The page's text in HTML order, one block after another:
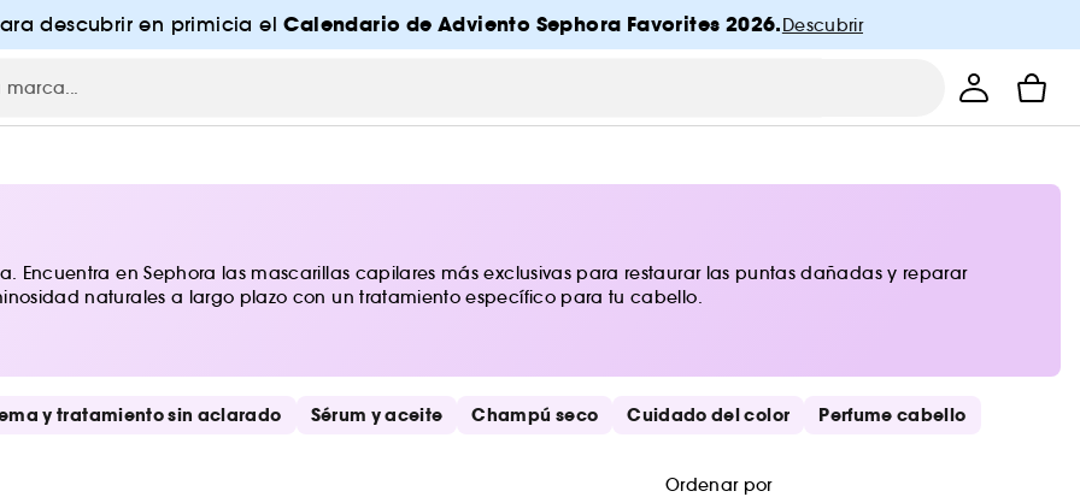
descubrir en primicia elCalendario de Adviento Sephora Favorites 2026.Descubrir
en Sephora las mascarillas capilares más exclusivas para restaurar las puntas dañadas y reparar
naturales a largo plazo con un tratamiento específico para tu cabello.
y tratamiento sin aclarado Sérum y aceite Champú seco Cuidado del color Perfume cabello
Ordenar por